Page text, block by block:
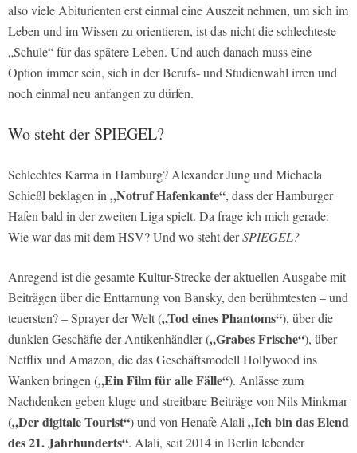
also viele Abiturienten erst einmal eine Auszeit nehmen, um sich im
Leben und im Wissen zu orientieren, ist das nicht die schlechteste
„Schule“ für das spätere Leben. Und auch danach muss eine
Option immer sein, sich in der Berufs- und Studienwahl irren und
noch einmal neu anfangen zu dürfen.
Wo steht der SPIEGEL?
Schlechtes Karma in Hamburg? Alexander Jung und Michaela
Schießl beklagen in „Notruf Hafenkante“, dass der Hamburger
Hafen bald in der zweiten Liga spielt. Da frage ich mich gerade:
Wie war das mit dem HSV? Und wo steht derSPIEGEL?
Anregend ist die gesamte Kultur-Strecke der aktuellen Ausgabe mit
Beiträgen über die Enttarnung von Bansky, den berühmtesten – und
teuersten? – Sprayer der Welt („Tod eines Phantoms“), über die
dunklen Geschäfte der Antikenhändler („Grabes Frische“), über
Netflix und Amazon, die das Geschäftsmodell Hollywood ins
Wanken bringen („Ein Film für alle Fälle“). Anlässe zum
Nachdenken geben kluge und streitbare Beiträge von Nils Minkmar
(„Der digitale Tourist“) und von Henafe Alali „Ich bin das Elend
des 21. Jahrhunderts“. Alali, seit 2014 in Berlin lebender